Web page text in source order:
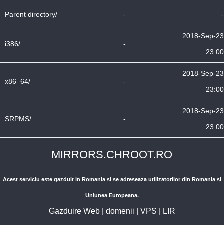
Parent directory/ - -
i386/ -
2018-Sep-23
23:00
x86_64/ -
2018-Sep-23
23:00
SRPMS/ -
2018-Sep-23
23:00
MIRRORS.CHROOT.RO
Acest serviciu este gazduit in Romania si se adreseaza utilizatorilor din Romania si
Uniunea Europeana.
Gazduire Web| domenii VPS LIR